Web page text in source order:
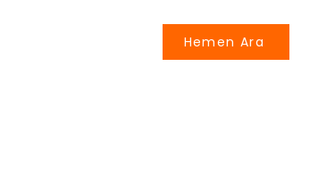
Hemen Ara